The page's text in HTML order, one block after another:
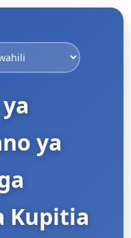
ya
Kupitia